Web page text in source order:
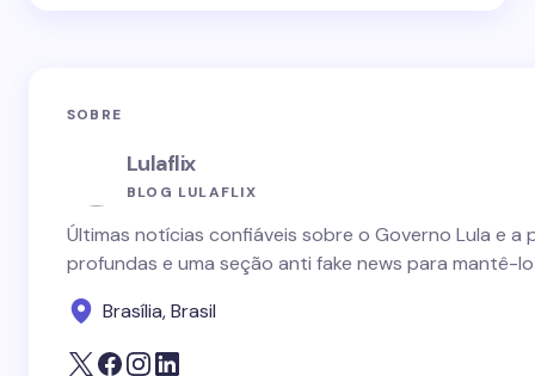
SOBRE
Lulaflix
BLOG LULAFLIX
Últimas notícias confiáveis sobre o Governo Lula e
profundas e uma seção anti fake news para mantê-
Brasília, Brasil